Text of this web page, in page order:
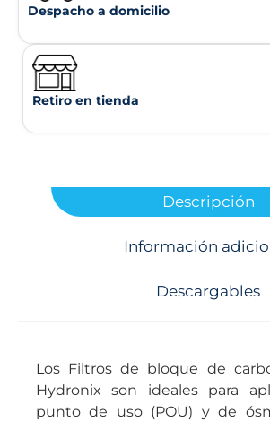
Despacho a domicilio
Retiro en tienda
Descripción
Información
Descargables
Los Filtros de bloque de
Hydronix son ideales para
punto de uso (POU) y de